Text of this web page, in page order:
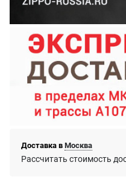
Доставка в Москва
Рассчитать стоимость